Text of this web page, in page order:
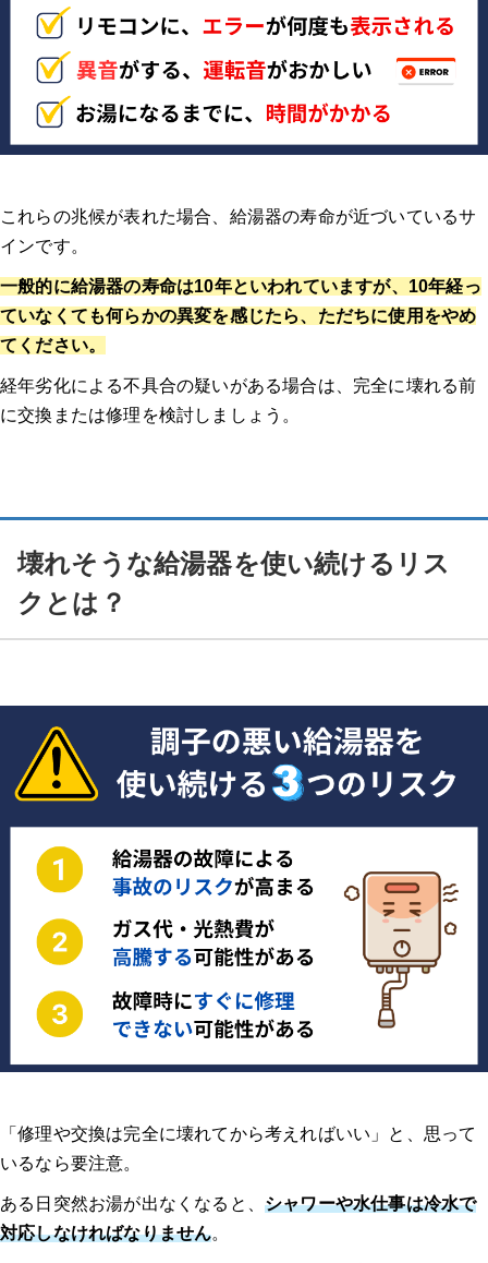
これらの兆候が表れた場合、給湯器の寿命が近づいているサ
インです。
一般的に給湯器の寿命は10年といわれていますが、10年経っ
ていなくても何らかの異変を感じたら、ただちに使用をやめ
てください。
経年劣化による不具合の疑いがある場合は、完全に壊れる前
に交換または修理を検討しましょう。
壊れそうな給湯器を使い続けるリス
クとは？
「修理や交換は完全に壊れてから考えればいい」と、思って
いるなら要注意。
ある日突然お湯が出なくなると、 シャワーや水仕事は冷水で
対応しなければなりません。